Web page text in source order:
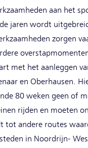
aan het
jaren wordt
zorgen
met het aanleggen
en Oberhausen.
80 weken geen of
rijden en moeten
tot andere routes
in Noordrijn-